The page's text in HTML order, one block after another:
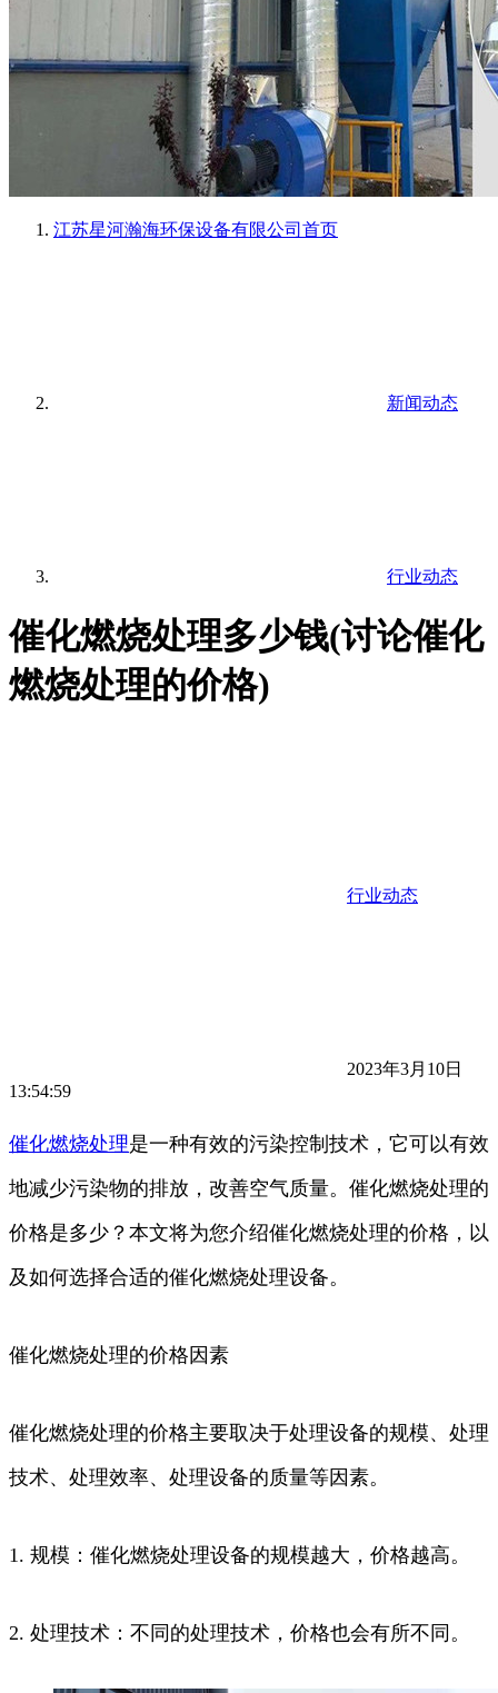
江苏星河瀚海环保设备有限公司 首页
新闻动态
行业动态
催化燃烧处理多少钱(讨论催化
燃烧处理的价格)
行业动态
2023年3月10日
13:54:59
催化燃烧处理是一种有效的污染控制技术，它可以有效
地减少污染物的排放，改善空气质量。催化燃烧处理的
价格是多少？本文将为您介绍催化燃烧处理的价格，以
及如何选择合适的催化燃烧处理设备。
催化燃烧处理的价格因素
催化燃烧处理的价格主要取决于处理设备的规模、处理
技术、处理效率、处理设备的质量等因素。
1. 规模：催化燃烧处理设备的规模越大，价格越高。
2. 处理技术：不同的处理技术，价格也会有所不同。